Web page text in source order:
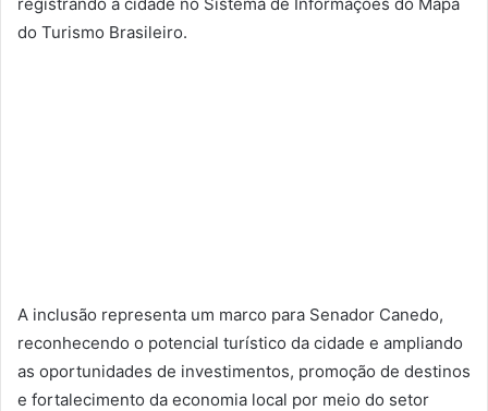
do Turismo Brasileiro.
A inclusão representa um marco para Senador Canedo,
reconhecendo o potencial turístico da cidade e ampliando
as oportunidades de investimentos, promoção de destinos
e fortalecimento da economia local por meio do setor